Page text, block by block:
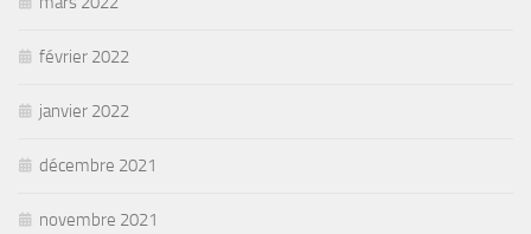
février 2022
janvier 2022
décembre 2021
novembre 2021